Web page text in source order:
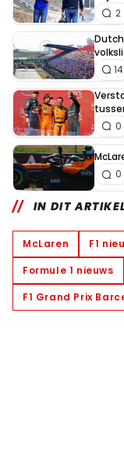
2
14
0
0
IN DIT
McLaren F1
Formule 1 nieuws
F1 Grand Prix